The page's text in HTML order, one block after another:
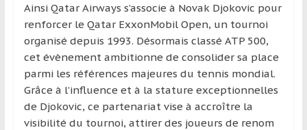
Ainsi Qatar Airways s’associe à Novak Djokovic pour
renforcer le Qatar ExxonMobil Open, un tournoi
organisé depuis 1993. Désormais classé ATP 500,
cet évènement ambitionne de consolider sa place
parmi les références majeures du tennis mondial.
Grâce à l’influence et à la stature exceptionnelles
de Djokovic, ce partenariat vise à accroître la
visibilité du tournoi, attirer des joueurs de renom